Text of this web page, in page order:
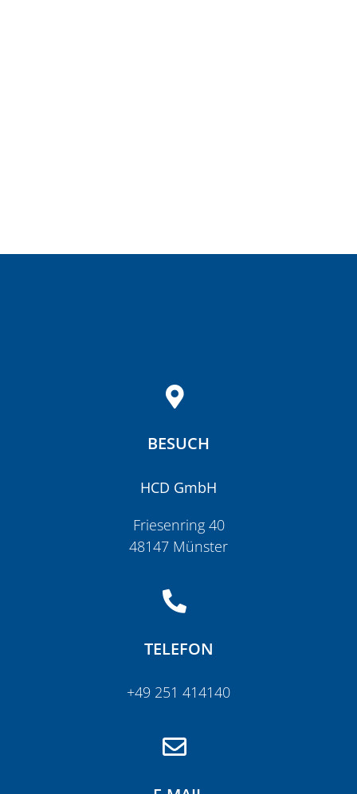
BESUCH
HCD GmbH
Friesenring 40
48147 Münster
TELEFON
+49 251 414140